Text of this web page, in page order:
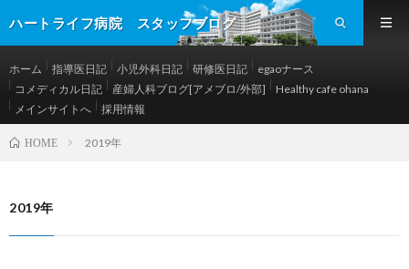
ハートライフ病院 スタッフブログ
ホーム 指導医日記 小児外科日記 研修医日記
egaoナース
コメディカル日記
産婦人科ブログ[アメブロ/外部]
Healthy cafe ohana
メインサイトへ
採用情報
HOME 2019年
2019年